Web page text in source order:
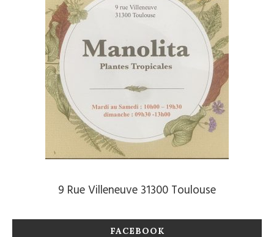
9 Rue Villeneuve 31300 Toulouse
FACEBOOK